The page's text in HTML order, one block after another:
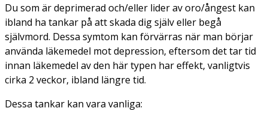
Du som är deprimerad och/eller lider av oro/ångest kan
ibland ha tankar på att skada dig själv eller begå
självmord. Dessa symtom kan förvärras när man börjar
använda läkemedel mot depression, eftersom det tar tid
innan läkemedel av den här typen har effekt, vanligtvis
cirka 2 veckor, ibland längre tid.
Dessa tankar kan vara vanliga: